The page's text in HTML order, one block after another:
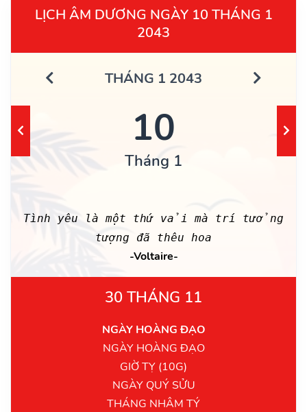
LỊCH ÂM DƯƠNG NGÀY 10 THÁNG 1
2043
THÁNG 1 2043
10
Tháng 1
Tình yêu là một thứ vải mà trí tưởng
tượng đã thêu hoa
-Voltaire-
30 THÁNG 11
NGÀY HOÀNG ĐẠO
NGÀY HOÀNG ĐẠO
GIỜ TỴ (10G)
NGÀY QUÝ SỬU
THÁNG NHÂM TÝ